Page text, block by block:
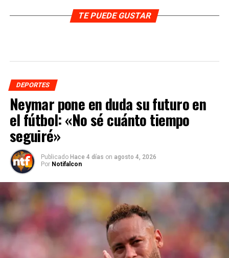
TE PUEDE GUSTAR
DEPORTES
Neymar pone en duda su futuro en
el fútbol: «No sé cuánto tiempo
seguiré»
Publicado Hace 4 días on agosto 4, 2026
Por Notifalcon